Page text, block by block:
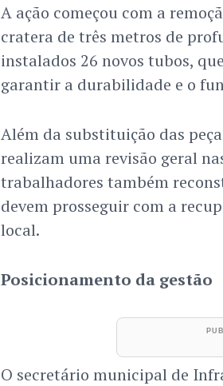
A ação começou com a
cratera de três metros de
instalados 26 novos tubos,
garantir a durabilidade e o
Além da substituição das
realizam uma revisão geral
trabalhadores também
devem prosseguir com a
local.
Posicionamento da gestão
O secretário municipal de